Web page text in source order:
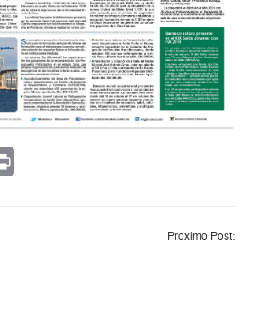
Proximo Post: